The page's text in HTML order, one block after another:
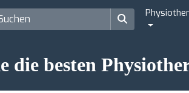
die besten